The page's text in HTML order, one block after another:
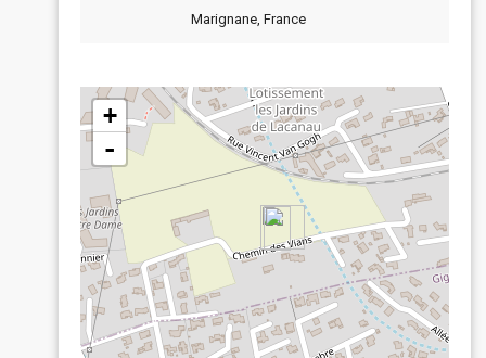
Marignane, France
+
-